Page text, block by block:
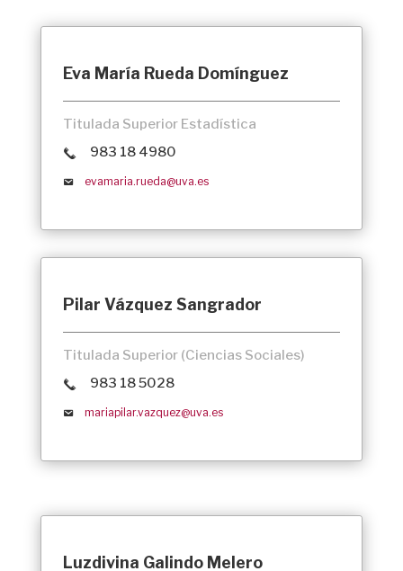
Eva María Rueda Domínguez
Titulada Superior Estadística
983 18 4980
evamaria.rueda@uva.es
Pilar Vázquez Sangrador
Titulada Superior (Ciencias Sociales)
983 18 5028
mariapilar.vazquez@uva.es
Luzdivina Galindo Melero